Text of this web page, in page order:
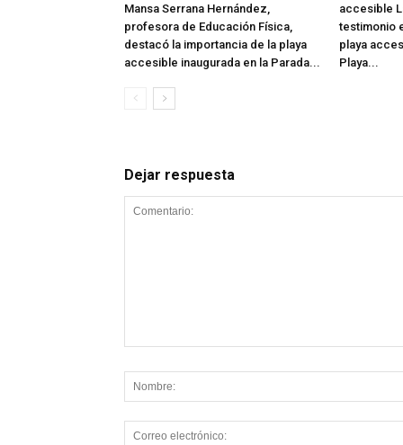
Mansa Serrana Hernández,
profesora de Educación Física,
destacó la importancia de la playa
accesible inaugurada en la Parada...
accesible
testimonio
playa
Playa...
Dejar respuesta